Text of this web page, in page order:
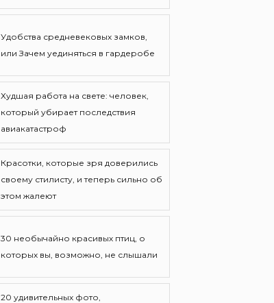
Удобства средневековых замков,
или Зачем уединяться в гардеробе
Худшая работа на свете: человек,
который убирает последствия
авиакатастроф
Красотки, которые зря доверились
своему стилисту, и теперь сильно об
этом жалеют
30 необычайно красивых птиц, о
которых вы, возможно, не слышали
20 удивительных фото,